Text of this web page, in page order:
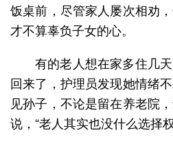
饭桌前，尽管家人屡次相劝
才不算辜负子女的心。
有的老人想在家多住几
回来了，护理员发现她情绪
见孙子，不论是留在养老院
说，“老人其实也没什么选择